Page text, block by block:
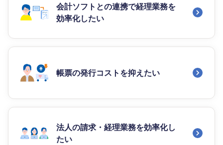
会計ソフトとの連携で経理業務を
効率化したい
帳票の発行コストを抑えたい
法人の請求・経理業務を効率化し
たい